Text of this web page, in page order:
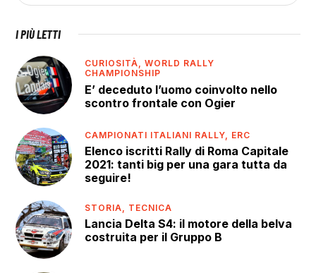
I PIÙ LETTI
CURIOSITÀ,WORLD RALLY
CHAMPIONSHIP
E’ deceduto l’uomo coinvolto nello
scontro frontale con Ogier
CAMPIONATI ITALIANI RALLY, ERC
Elenco iscritti Rally di Roma Capitale
2021: tanti big per una gara tutta da
seguire!
STORIA, TECNICA
Lancia Delta S4: il motore della belva
costruita per il Gruppo B